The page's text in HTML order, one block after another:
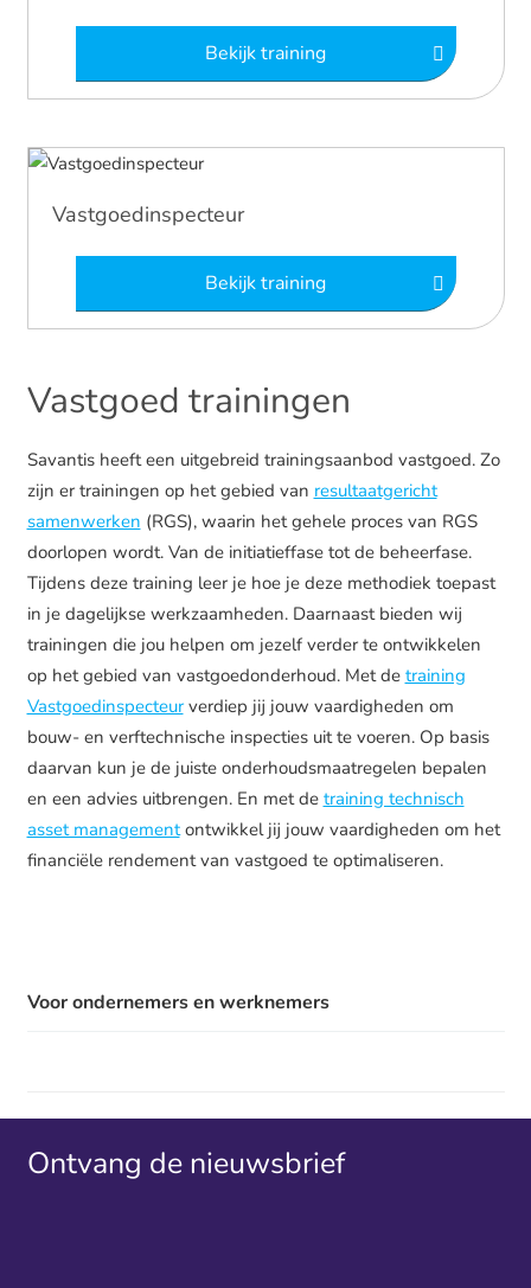
Bekijk training
Vastgoedinspecteur
Bekijk training
Vastgoed trainingen
Savantis heeft een uitgebreid trainingsaanbod vastgoed. Zo
zijn er trainingen op het gebied van resultaatgericht
samenwerken (RGS), waarin het gehele proces van RGS
doorlopen wordt. Van de initiatieffase tot de beheerfase.
Tijdens deze training leer je hoe je deze methodiek toepast
in je dagelijkse werkzaamheden. Daarnaast bieden wij
trainingen die jou helpen om jezelf verder te ontwikkelen
op het gebied van vastgoedonderhoud. Met de training
Vastgoedinspecteurverdiep jij jouw vaardigheden om
bouw- en verftechnische inspecties uit te voeren. Op basis
daarvan kun je de juiste onderhoudsmaatregelen bepalen
en een advies uitbrengen. En met de training technisch
asset managementontwikkel jij jouw vaardigheden om het
financiële rendement van vastgoed te optimaliseren.
Voor ondernemers en werknemers
Ontvang de nieuwsbrief